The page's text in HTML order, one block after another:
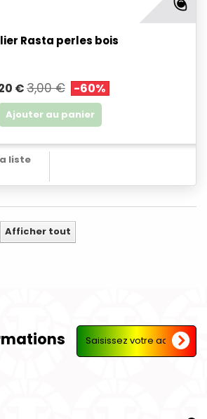
Rasta perles bois
€3,00 € -60%
Ajouter au panier
liste
Afficher tout